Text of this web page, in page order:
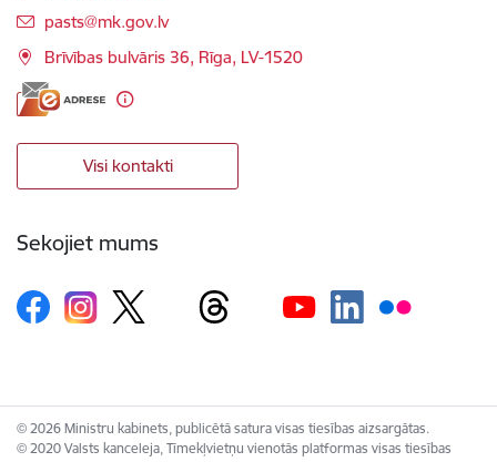
E-pasts:
pasts@mk.gov.lv
Brīvības bulvāris 36, Rīga, LV-1520
Visi kontakti
Sekojiet mums
© 2026 Ministru kabinets, publicētā satura visas tiesības aizsargātas.
© 2020 Valsts kanceleja, Tīmekļvietņu vienotās platformas visas tiesības